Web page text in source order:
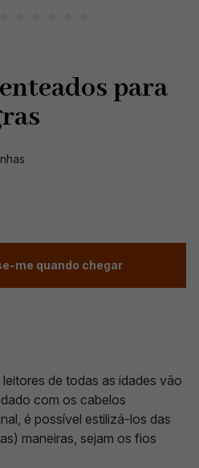
de todas as idades vão
com os cabelos
é possível estilizá-los das
maneiras, sejam os fios
para
me quando chegar